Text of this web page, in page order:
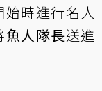
時進行名人
魚人隊長送進